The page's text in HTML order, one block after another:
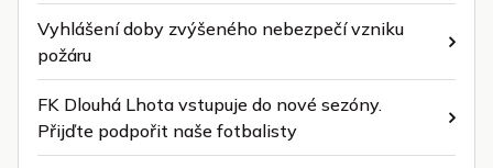
Vyhlášení doby zvýšeného nebezpečí vzniku
požáru
FK Dlouhá Lhota vstupuje do nové sezóny.
Přijďte podpořit naše fotbalisty